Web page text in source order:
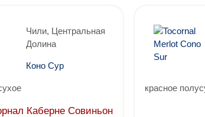
Чили, Центральная
Долина
Коно Сур
Каберне Совиньон
красное